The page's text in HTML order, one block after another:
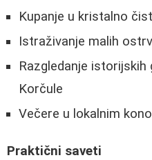
Kupanje u kristalno
Istraživanje malih
Razgledanje
Korčule
Večere u lokalnim
Praktični saveti